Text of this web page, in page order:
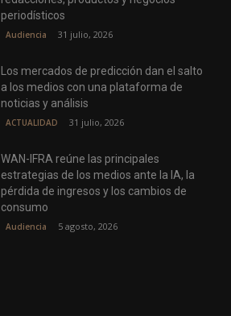
periodísticos
Audiencia 31 julio, 2026
Los mercados de predicción dan el salto
a los medios con una plataforma de
noticias y análisis
ACTUALIDAD 31 julio, 2026
WAN-IFRA reúne las principales
estrategias de los medios ante la IA, la
pérdida de ingresos y los cambios de
consumo
Audiencia 5 agosto, 2026